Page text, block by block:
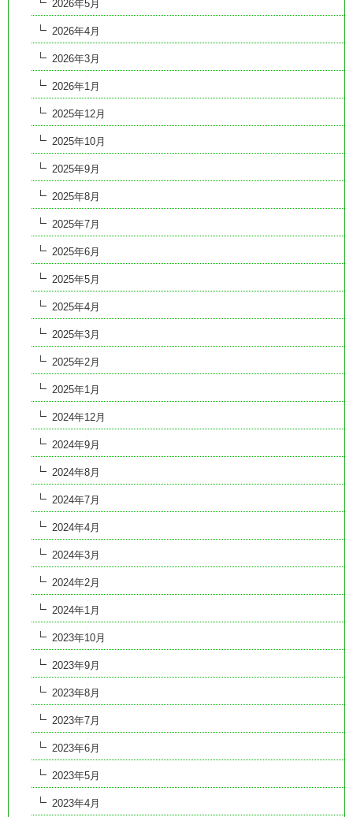
2026年5月
2026年4月
2026年3月
2026年1月
2025年12月
2025年10月
2025年9月
2025年8月
2025年7月
2025年6月
2025年5月
2025年4月
2025年3月
2025年2月
2025年1月
2024年12月
2024年9月
2024年8月
2024年7月
2024年4月
2024年3月
2024年2月
2024年1月
2023年10月
2023年9月
2023年8月
2023年7月
2023年6月
2023年5月
2023年4月